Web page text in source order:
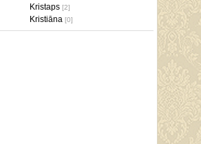
Kristaps [2]
Kristiāna [0]